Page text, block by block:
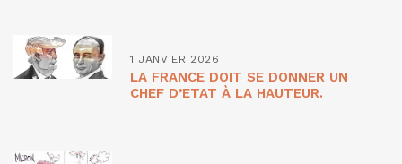
1 JANVIER 2026
LA FRANCE DOIT SE DONNER UN
CHEF D’ETAT À LA HAUTEUR.